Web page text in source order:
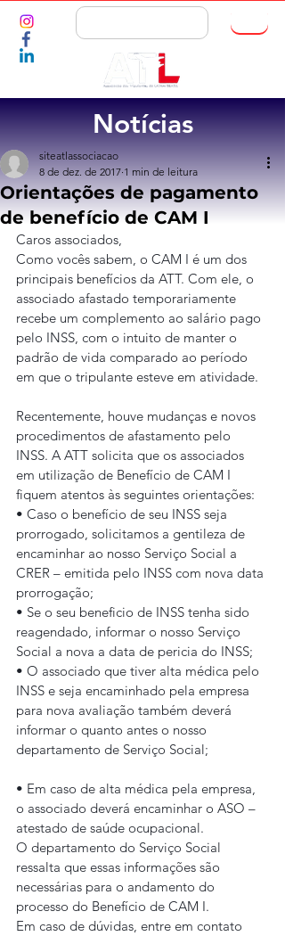
Notícias
Orientações de pagamento
de benefício de CAM I
siteatlassociacao
8 de dez. de 2017 1 min de leitura
Caros associados,
Como vocês sabem, o CAM I é um dos
principais benefícios da ATT. Com ele, o
associado afastado temporariamente
recebe um complemento ao salário pago
pelo INSS, com o intuito de manter o
padrão de vida comparado ao período
em que o tripulante esteve em atividade.
Recentemente, houve mudanças e novos
procedimentos de afastamento pelo
INSS. A ATT solicita que os associados
em utilização de Benefício de CAM I
fiquem atentos às seguintes orientações:
• Caso o benefício de seu INSS seja
prorrogado, solicitamos a gentileza de
encaminhar ao nosso Serviço Social a
CRER – emitida pelo INSS com nova data
prorrogação;
• Se o seu beneficio de INSS tenha sido
reagendado, informar o nosso Serviço
Social a nova a data de pericia do INSS;
• O associado que tiver alta médica pelo
INSS e seja encaminhado pela empresa
para nova avaliação também deverá
informar o quanto antes o nosso
departamento de Serviço Social;
• Em caso de alta médica pela empresa,
o associado deverá encaminhar o ASO –
atestado de saúde ocupacional.
O departamento do Serviço Social
ressalta que essas informações são
necessárias para o andamento do
processo do Benefício de CAM I.
Em caso de dúvidas, entre em contato